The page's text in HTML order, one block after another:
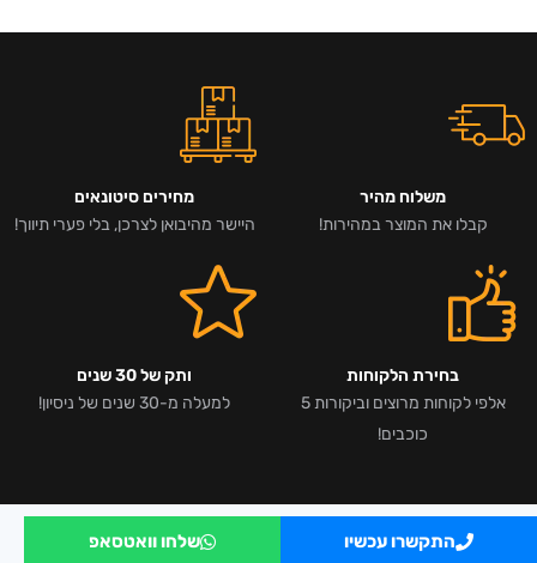
משלוח מהיר
קבלו את המוצר במהירות!
מחירים סיטונאים
היישר מהיבואן לצרכן, בלי פערי תיווך!
בחירת הלקוחות
אלפי לקוחות מרוצים וביקורות 5
כוכבים!
ותק של 30 שנים
למעלה מ-30 שנים של ניסיון!
התקשרו עכשיו שלחו וואטסאפ